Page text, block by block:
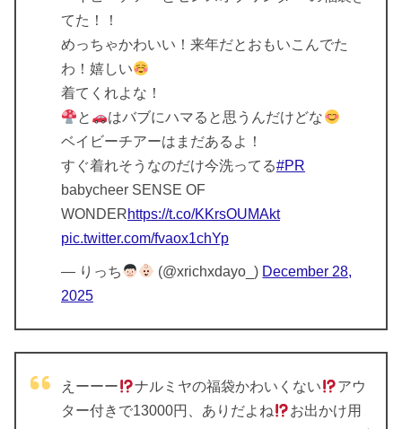
てた！！
めっちゃかわいい！来年だとおもいこんでた
わ！嬉しい
着てくれよな！
と
はバブにハマると思うんだけどな
ベイビーチアーはまだあるよ！
すぐ着れそうなのだけ今洗ってる#PR
babycheer SENSE OF
WONDERhttps://t.co/KKrsOUMAkt
pic.twitter.com/fvaox1chYp
— りっち (@xrichxdayo_) December 28,
2025
えーーー ナルミヤの福袋かわいくない
アウ
ター付きで13000円、ありだよね
お出かけ用